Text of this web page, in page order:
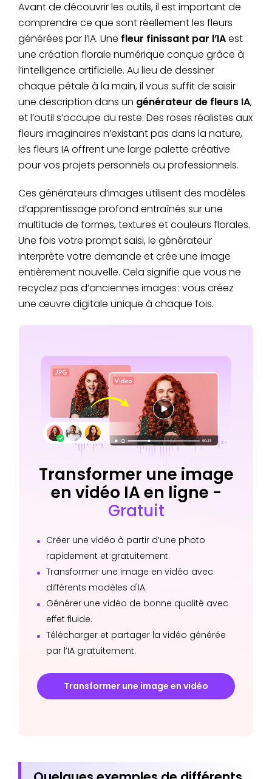
Avant de découvrir les outils, il est important de
comprendre ce que sont réellement les fleurs
générées par l’IA. Une fleur finissant par l’IAest
une création florale numérique conçue grâce à
l’intelligence artificielle. Au lieu de dessiner
chaque pétale à la main, il vous suffit de saisir
une description dans un générateur de fleurs IA,
et l’outil s’occupe du reste. Des roses réalistes aux
fleurs imaginaires n’existant pas dans la nature,
les fleurs IA offrent une large palette créative
pour vos projets personnels ou professionnels.
Ces générateurs d’images utilisent des modèles
d’apprentissage profond entraînés sur une
multitude de formes, textures et couleurs florales.
Une fois votre prompt saisi, le générateur
interprète votre demande et crée une image
entièrement nouvelle. Cela signifie que vous ne
recyclez pas d’anciennes images : vous créez
une œuvre digitale unique à chaque fois.
Transformer une image
en vidéo IA en ligne -
Gratuit
Créer une vidéo à partir d’une photo
rapidement et gratuitement.
Transformer une image en vidéo avec
différents modèles d'IA.
Générer une vidéo de bonne qualité avec
effet fluide.
Télécharger et partager la vidéo générée
par l’IA gratuitement.
Transformer une image en vidéo